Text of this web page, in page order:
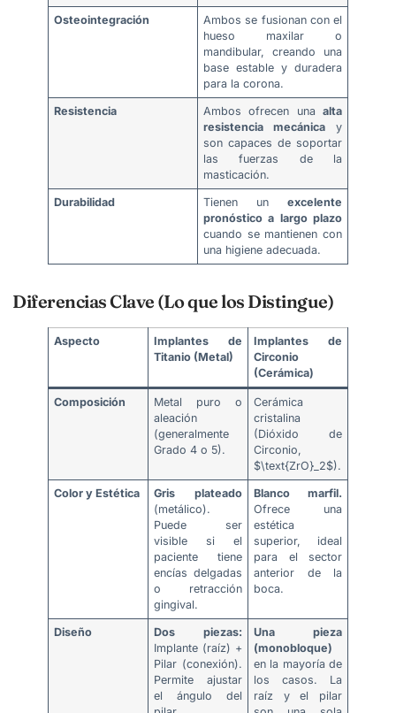
Osteointegración
Ambos se fusionan con el
hueso maxilar o
mandibular, creando una
base estable y duradera
para la corona.
Resistencia Ambos ofrecen una alta
resistencia mecánica y
son capaces de soportar
las fuerzas de la
masticación.
Durabilidad Tienen un excelente
pronóstico a largo plazo
cuando se mantienen con
una higiene adecuada.
Diferencias Clave (Lo que los Distingue)
Aspecto
Implantes de
Titanio (Metal)
Implantes de
Circonio
(Cerámica)
Composición
Metal puro o
aleación
(generalmente
Grado 4 o 5).
Cerámica
cristalina
(Dióxido de
Circonio,
$\text{ZrO}_2$).
Color y Estética
Gris plateado
(metálico).
Puede ser
visible si el
paciente tiene
encías delgadas
o retracción
gingival.
Blanco marfil.
Ofrece una
estética
superior, ideal
para el sector
anterior de la
boca.
Diseño
Dos piezas:
Implante (raíz) +
Pilar (conexión).
Permite ajustar
el ángulo del
Una pieza
(monobloque)
en la mayoría de
los casos. La
raíz y el pilar